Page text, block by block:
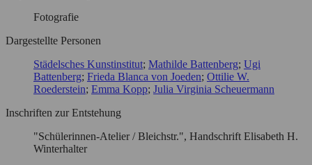
Fotografie
Dargestellte Personen
Städelsches Kunstinstitut Mathilde Battenberg Ugi
Battenberg Frieda Blanca von Joeden Ottilie W.
Roederstein Emma Kopp Julia Virginia Scheuermann
Inschriften zur Entstehung
"Schülerinnen-Atelier / Bleichstr.", Handschrift Elisabeth H.
Winterhalter